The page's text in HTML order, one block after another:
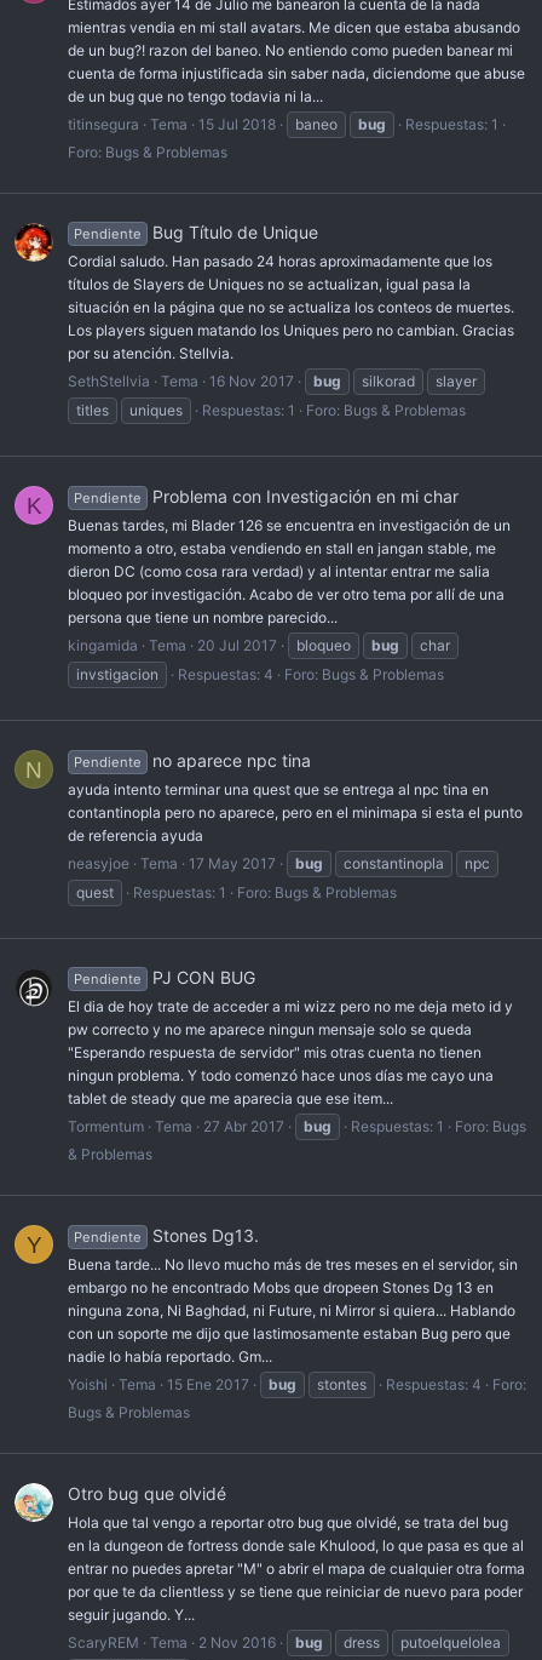
Estimados ayer 14 de Julio me banearon la cuenta de la nada
mientras vendia en mi stall avatars. Me dicen que estaba abusando
de un bug?! razon del baneo. No entiendo como pueden banear mi
cuenta de forma injustificada sin saber nada, diciendome que abuse
de un bug que no tengo todavia ni la...
titinsegura
Tema 15 Jul 2018 baneo bug
Respuestas: 1
Foro: Bugs & Problemas
Pendiente Bug Título de Unique
Cordial saludo. Han pasado 24 horas aproximadamente que los
títulos de Slayers de Uniques no se actualizan, igual pasa la
situación en la página que no se actualiza los conteos de muertes.
Los players siguen matando los Uniques pero no cambian. Gracias
por su atención. Stellvia.
SethStellvia
Tema 16 Nov 2017 bug silkorad
slayer
titles
uniques Respuestas: 1 Foro: Bugs & Problemas
K Pendiente Problema con Investigación en mi char
Buenas tardes, mi Blader 126 se encuentra en investigación de un
momento a otro, estaba vendiendo en stall en jangan stable, me
dieron DC (como cosa rara verdad) y al intentar entrar me salia
bloqueo por investigación. Acabo de ver otro tema por allí de una
persona que tiene un nombre parecido...
kingamida
Tema 20 Jul 2017 bloqueo bug
char
invstigacion
Respuestas: 4 Foro: Bugs & Problemas
N Pendiente no aparece npc tina
ayuda intento terminar una quest que se entrega al npc tina en
contantinopla pero no aparece, pero en el minimapa si esta el punto
de referencia ayuda
neasyjoe Tema 17 May 2017 bug constantinopla
npc
quest
Respuestas: 1 Foro: Bugs & Problemas
Pendiente PJ CON BUG
El dia de hoy trate de acceder a mi wizz pero no me deja meto id y
pw correcto y no me aparece ningun mensaje solo se queda
"Esperando respuesta de servidor" mis otras cuenta no tienen
ningun problema. Y todo comenzó hace unos días me cayo una
tablet de steady que me aparecia que ese item...
Tormentum Tema 27 Abr 2017 bug Respuestas: 1 Foro: Bugs
& Problemas
Y Pendiente Stones Dg13.
Buena tarde... No llevo mucho más de tres meses en el servidor, sin
embargo no he encontrado Mobs que dropeen Stones Dg 13 en
ninguna zona, Ni Baghdad, ni Future, ni Mirror si quiera... Hablando
con un soporte me dijo que lastimosamente estaban Bug pero que
nadie lo había reportado. Gm...
Yoishi
Tema 15 Ene 2017 bug stontes Respuestas: 4
Foro:
Bugs & Problemas
Otro bug que olvidé
Hola que tal vengo a reportar otro bug que olvidé, se trata del bug
en la dungeon de fortress donde sale Khulood, lo que pasa es que al
entrar no puedes apretar "M" o abrir el mapa de cualquier otra forma
por que te da clientless y se tiene que reiniciar de nuevo para poder
seguir jugando. Y...
ScaryREM
Tema 2 Nov 2016 bug dress
putoelquelolea